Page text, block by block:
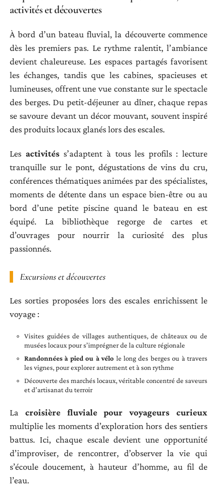
activités et découvertes
À bord d’un bateau fluvial, la découverte commence
dès les premiers pas. Le rythme ralentit, l’ambiance
devient chaleureuse. Les espaces partagés favorisent
les échanges, tandis que les cabines, spacieuses et
lumineuses, offrent une vue constante sur le spectacle
des berges. Du petit-déjeuner au dîner, chaque repas
se savoure devant un décor mouvant, souvent inspiré
des produits locaux glanés lors des escales.
Les activitéss’adaptent à tous les profils : lecture
tranquille sur le pont, dégustations de vins du cru,
conférences thématiques animées par des spécialistes,
moments de détente dans un espace bien-être ou au
bord d’une petite piscine quand le bateau en est
équipé. La bibliothèque regorge de cartes et
d’ouvrages pour nourrir la curiosité des plus
passionnés.
Excursions et découvertes
Les sorties proposées lors des escales enrichissent le
voyage :
Visites guidées de villages authentiques, de châteaux ou de
musées locaux pour s’imprégner de la culture régionale
Randonnées à pied ou à vélo le long des berges ou à travers
les vignes, pour explorer autrement et à son rythme
Découverte des marchés locaux, véritable concentré de saveurs
et d’artisanat du terroir
La croisière fluviale pour voyageurs curieux
multiplie les moments d’exploration hors des sentiers
battus. Ici, chaque escale devient une opportunité
d’improviser, de rencontrer, d’observer la vie qui
s’écoule doucement, à hauteur d’homme, au fil de
l’eau.